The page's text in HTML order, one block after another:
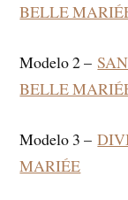
BELLE
Modelo 2 –
BELLE
Modelo 3 –
MARIÉE